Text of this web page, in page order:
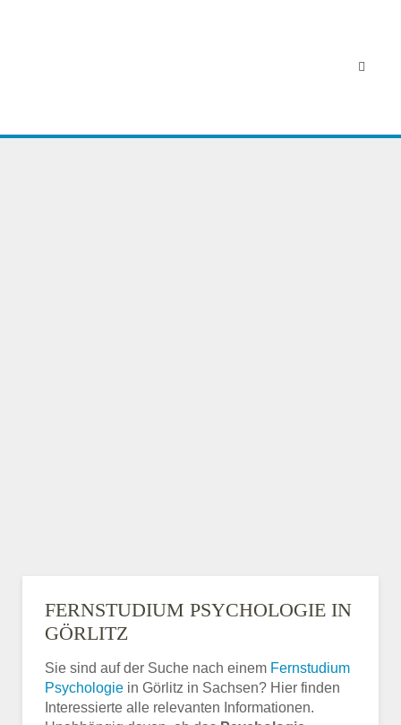
FERNSTUDIUM PSYCHOLOGIE IN
GÖRLITZ
Sie sind auf der Suche nach einem Fernstudium
Psychologie in Görlitz in Sachsen? Hier finden
Interessierte alle relevanten Informationen.